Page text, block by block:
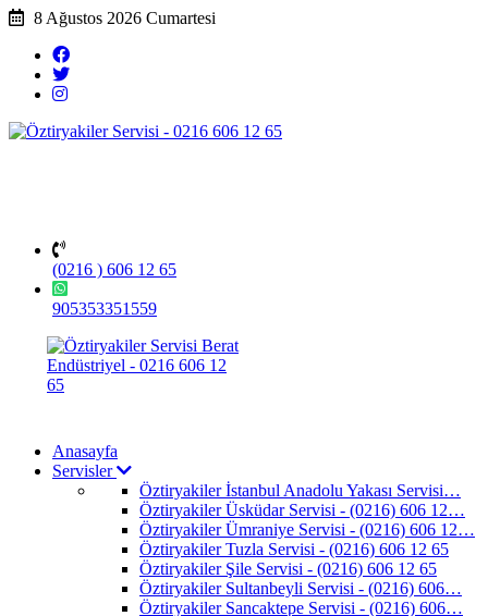
8 Ağustos 2026 Cumartesi
(0216 ) 606 12 65
905353351559
Anasayfa
Servisler
Öztiryakiler İstanbul Anadolu Yakası Servisi…
Öztiryakiler Üsküdar Servisi - (0216) 606 12…
Öztiryakiler Ümraniye Servisi - (0216) 606 12…
Öztiryakiler Tuzla Servisi - (0216) 606 12 65
Öztiryakiler Şile Servisi - (0216) 606 12 65
Öztiryakiler Sultanbeyli Servisi - (0216) 606…
Öztiryakiler Sancaktepe Servisi - (0216) 606…